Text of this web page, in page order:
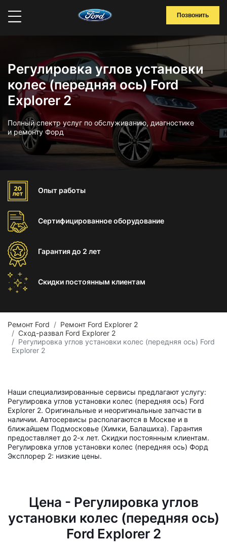
Позвонить
Регулировка углов установки
колес (передняя ось) Ford
Explorer 2
Полный спектр услуг по обслуживанию, диагностике
и ремонту Форд
Опыт работы
Сертифицированноеоборудование
Гарантиядо 2 лет
Скидки постоянным клиентам
Ремонт Ford
Ремонт Ford Explorer 2
Сход-развал Ford Explorer 2
Регулировка углов установки колес (передняя ось) Ford
Explorer 2
Наши специализированные сервисы предлагают услугу:
Регулировка углов установки колес (передняя ось) Ford
Explorer 2. Оригинальные и неоригинальные запчасти в
наличии. Автосервисы располагаются в Москве и в
ближайшем Подмосковье (Химки, Балашиха). Гарантия
предоставляет до 2-х лет. Скидки постоянным клиентам.
Регулировка углов установки колес (передняя ось) Форд
Эксплорер 2: низкие цены.
Цена - Регулировка углов
установки колес (передняя ось)
Ford Explorer 2